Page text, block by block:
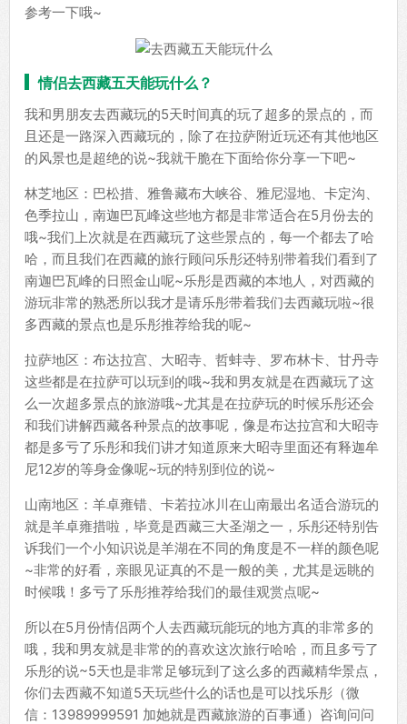
参考一下哦~
情侣去西藏五天能玩什么？
我和男朋友去西藏玩的5天时间真的玩了超多的景点的，而
且还是一路深入西藏玩的，除了在拉萨附近玩还有其他地区
的风景也是超绝的说~我就干脆在下面给你分享一下吧~
林芝地区：巴松措、雅鲁藏布大峡谷、雅尼湿地、卡定沟、
色季拉山，南迦巴瓦峰这些地方都是非常适合在5月份去的
哦~我们上次就是在西藏玩了这些景点的，每一个都去了哈
哈，而且我们在西藏的旅行顾问乐彤还特别带着我们看到了
南迦巴瓦峰的日照金山呢~乐彤是西藏的本地人，对西藏的
游玩非常的熟悉所以我才是请乐彤带着我们去西藏玩啦~很
多西藏的景点也是乐彤推荐给我的呢~
拉萨地区：布达拉宫、大昭寺、哲蚌寺、罗布林卡、甘丹寺
这些都是在拉萨可以玩到的哦~我和男友就是在西藏玩了这
么一次超多景点的旅游哦~尤其是在拉萨玩的时候乐彤还会
和我们讲解西藏各种景点的故事呢，像是布达拉宫和大昭寺
都是多亏了乐彤和我们讲才知道原来大昭寺里面还有释迦牟
尼12岁的等身金像呢~玩的特别到位的说~
山南地区：羊卓雍错、卡若拉冰川在山南最出名适合游玩的
就是羊卓雍措啦，毕竟是西藏三大圣湖之一，乐彤还特别告
诉我们一个小知识说是羊湖在不同的角度是不一样的颜色呢
~非常的好看，亲眼见证真的不是一般的美，尤其是远眺的
时候哦！多亏了乐彤推荐给我们的最佳观赏点呢~
所以在5月份情侣两个人去西藏玩能玩的地方真的非常多的
哦，我和男友就是非常的的喜欢这次旅行哈哈，而且多亏了
乐彤的说~5天也是非常足够玩到了这么多的西藏精华景点，
你们去西藏不知道5天玩些什么的话也是可以找乐彤（微
信：13989999591 加她就是西藏旅游的百事通）咨询问问